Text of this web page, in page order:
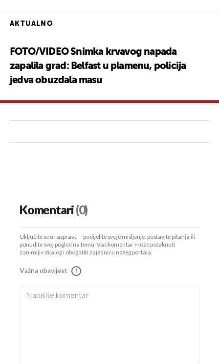
AKTUALNO
FOTO/VIDEO Snimka krvavog napada
zapalila grad: Belfast u plamenu, policija
jedva obuzdala masu
Komentari(0)
Uključite se u raspravu – podijelite svoje mišljenje, postavite pitanja ili
ponudite svoj pogled na temu. Vaš komentar može potaknuti
zanimljiv dijalog i obogatiti zajednicu našeg portala.
Važna obavijest !